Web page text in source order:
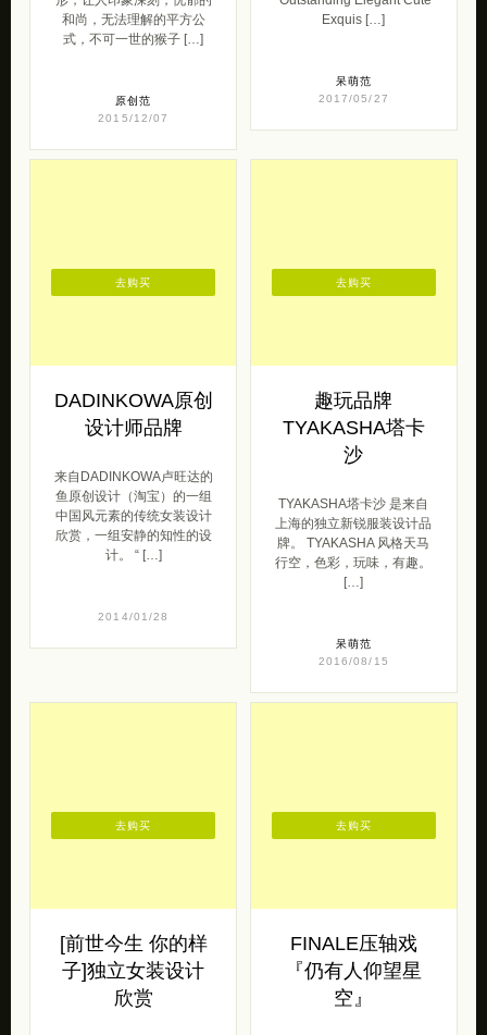
和尚，无法理解的平方公
式，不可一世的猴子 […]
原创范
2015/12/07
Exquis […]
呆萌范
2017/05/27
DADINKOWA原创
设计师品牌
来自DADINKOWA卢旺达的
鱼原创设计（淘宝）的一组
中国风元素的传统女装设计
欣赏，一组安静的知性的设
计。 “ […]
2014/01/28
去购买
趣玩品牌
TYAKASHA塔卡
沙
TYAKASHA塔卡沙 是来自
上海的独立新锐服装设计品
牌。 TYAKASHA 风格天马
行空，色彩，玩味，有趣。
[…]
呆萌范
2016/08/15
去购买
[前世今生 你的样
子]独立女装设计
欣赏
去购买
FINALE压轴戏
『仍有人仰望星
空』
去购买